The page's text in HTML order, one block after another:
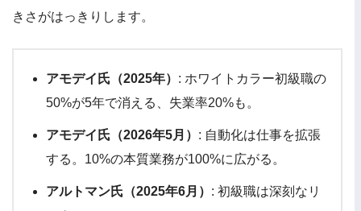
きさがはっきりします。
アモデイ氏（2025年） : ホワイトカラー初級職の
50%が5年で消える、失業率20%も。
アモデイ氏（2026年5月） : 自動化は仕事を拡張
する。10%の本質業務が100%に広がる。
アルトマン氏（2025年6月） : 初級職は深刻なリ